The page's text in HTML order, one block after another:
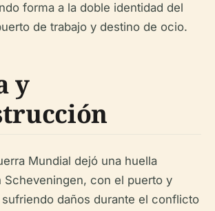
forma a la doble identidad del
de trabajo y destino de ocio.
y
Mundial dejó una huella
Scheveningen, con el puerto y
daños durante el conflicto